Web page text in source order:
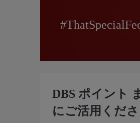
DBS ポイント
にご活用くだ